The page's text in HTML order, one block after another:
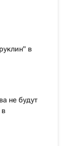
в
не будут